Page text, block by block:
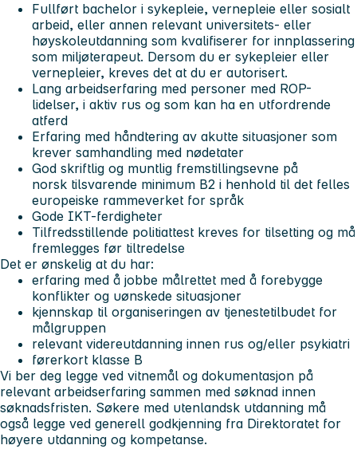
Fullført bachelor i sykepleie, vernepleie eller sosialt
arbeid, eller annen relevant universitets- eller
høyskoleutdanning som kvalifiserer for innplassering
som miljøterapeut. Dersom du er sykepleier eller
vernepleier, kreves det at du er autorisert.
Lang arbeidserfaring med personer med ROP-
lidelser, i aktiv rus og som kan ha en utfordrende
atferd
Erfaring med håndtering av akutte situasjoner som
krever samhandling med nødetater
God skriftlig og muntlig fremstillingsevne på
norsk tilsvarende minimum B2 i henhold til det felles
europeiske rammeverket for språk
Gode IKT-ferdigheter
Tilfredsstillende politiattest kreves for tilsetting og må
fremlegges før tiltredelse
Det er ønskelig at du har:
erfaring med å jobbe målrettet med å forebygge
konflikter og uønskede situasjoner
kjennskap til organiseringen av tjenestetilbudet for
målgruppen
relevant videreutdanning innen rus og/eller psykiatri
førerkort klasse B
Vi ber deg legge ved vitnemål og dokumentasjon på
relevant arbeidserfaring sammen med søknad innen
søknadsfristen. Søkere med utenlandsk utdanning må
også legge ved generell godkjenning fra Direktoratet for
høyere utdanning og kompetanse.